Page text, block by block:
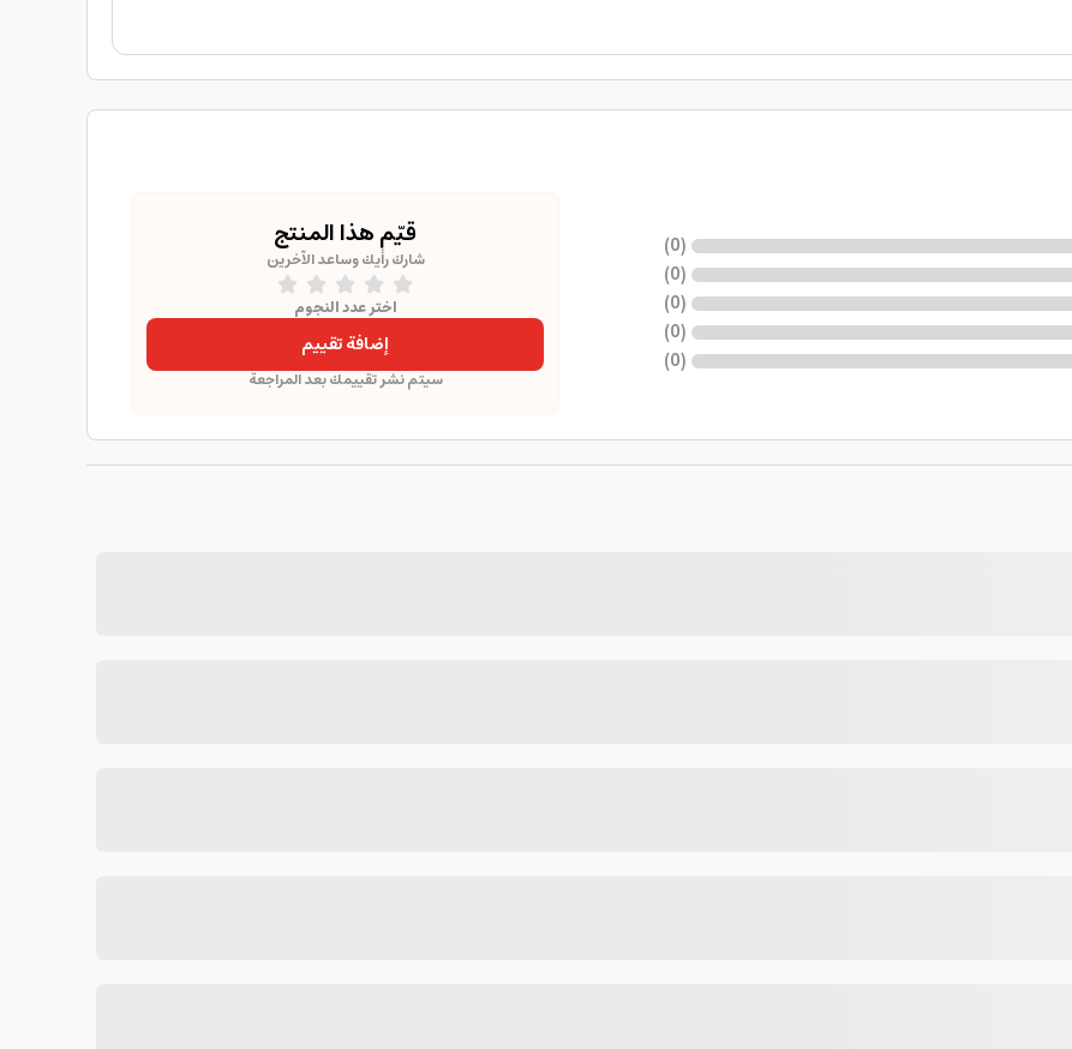
(
0
)
(
0
)
(
0
)
(
0
)
(
0
)
قيّم هذا المنتج
شارك رأيك وساعد الآخرين
اختر عدد النجوم
إضافة تقييم
سيتم نشر تقييمك بعد المراجعة